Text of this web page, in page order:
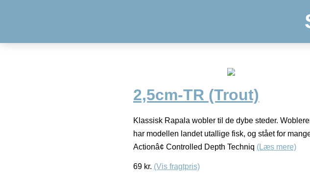
2,5cm-TR (Trout)
Klassisk Rapala wobler til de dybe steder.
har modellen landet utallige fisk, og stået for
Actionâ¢ Controlled Depth Techniq (Læs mere)
69 kr. (Vis fragtpris)